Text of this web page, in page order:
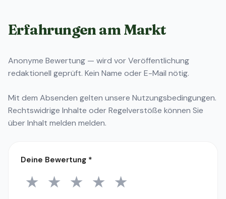
Erfahrungen am Markt
Anonyme Bewertung — wird vor Veröffentlichung
redaktionell geprüft. Kein Name oder E-Mail nötig.
Mit dem Absenden gelten unsere Nutzungsbedingungen.
Rechtswidrige Inhalte oder Regelverstöße können Sie
überInhalt melden melden.
Deine Bewertung *
1 Stern
★ 2 Sterne
★ 3 Sterne
★ 4 Sterne
★ 5 Sterne
★